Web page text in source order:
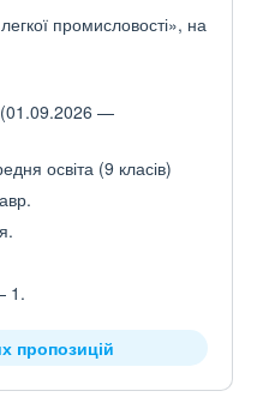
промисловості», на
(01.09.2026 —
освіта (9 класів)
1.
пропозицій